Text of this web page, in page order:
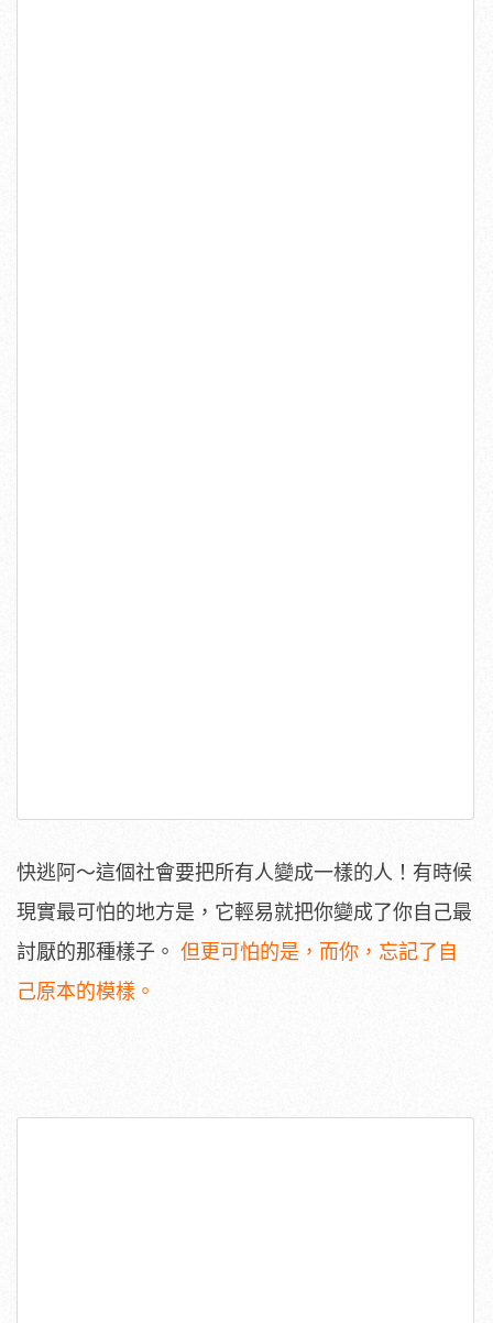
快逃阿～這個社會要把所有人變成一樣的人！有時候
現實最可怕的地方是，它輕易就把你變成了你自己最
討厭的那種樣子。 但更可怕的是，而你，忘記了自
己原本的模樣。